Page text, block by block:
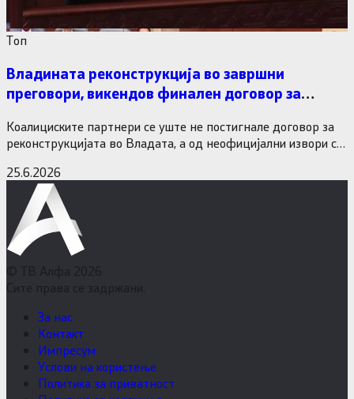
Tоп
Владината реконструкција во завршни
преговори, викендов финален договор за
Коалициските партнери се уште не постигнале договор за
реконструкцијата во Владата, а од неофицијални извори се
25.6.2026
© ТВ Алфа 2026
Сите права се задржани.
За нас
Контакт
Импресум
Услови на користење
Политика за приватност